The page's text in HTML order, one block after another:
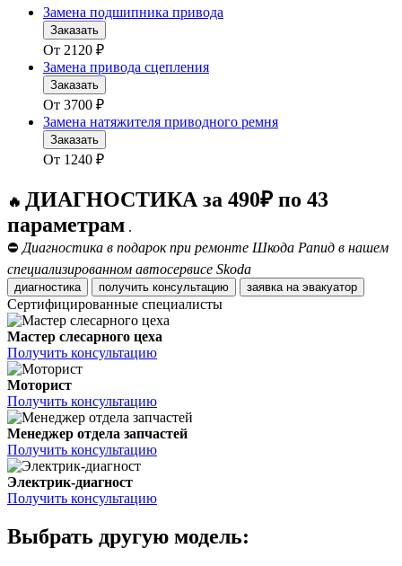
Замена подшипника привода
Заказать
От 2120 ₽
Замена привода сцепления
Заказать
От 3700 ₽
Замена натяжителя приводного ремня
Заказать
От 1240 ₽
🔥 ДИАГНОСТИКА за 490₽ по 43
параметрам .
⛔ Диагностика в подарок при ремонте Шкода Рапид в нашем
специализированном автосервисе Skoda
диагностика получить консультацию заявка на эвакуатор
Сертифицированные специалисты
Мастер слесарного цеха
Получить консультацию
Моторист
Получить консультацию
Менеджер отдела запчастей
Получить консультацию
Электрик-диагност
Получить консультацию
Выбрать другую модель: